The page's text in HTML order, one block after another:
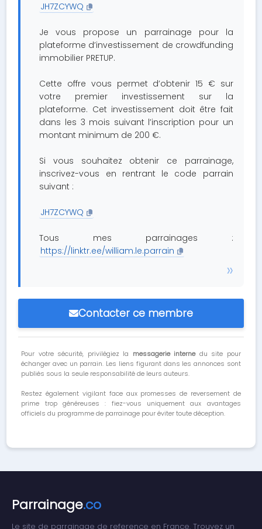
JH7ZCYWQ
Je vous propose un parrainage pour la
plateforme d’investissement de crowdfunding
immobilier PRETUP.
Cette offre vous permet d’obtenir 15 € sur
votre premier investissement sur la
plateforme. Cet investissement doit être fait
dans les 3 mois suivant l’inscription pour un
montant minimum de 200 €.
Si vous souhaitez obtenir ce parrainage,
inscrivez-vous en rentrant le code parrain
suivant :
JH7ZCYWQ
Tous mes parrainages :
https://linktr.ee/william.le.parrain
Contacter ce membre
Pour votre sécurité, privilégiez la messagerie internedu site pour
échanger avec un parrain. Les liens figurant dans les annonces sont
publiés sous la seule responsabilité de leurs auteurs.
Restez également vigilant face aux promesses de reversement de
prime trop généreuses : fiez-vous uniquement aux avantages
officiels du programme de parrainage pour éviter toute déception.
Parrainage.co
Le site de parrainage de reference en France. Trouvez un